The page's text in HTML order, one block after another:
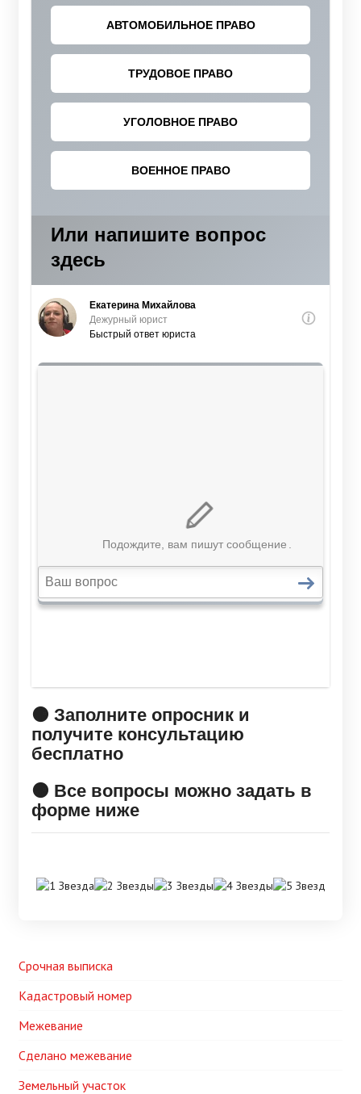
🟠 Заполните опросник и
получите консультацию
бесплатно
🟠 Все вопросы можно задать в
форме ниже
Срочная выписка
Кадастровый номер
Межевание
Сделано межевание
Земельный участок